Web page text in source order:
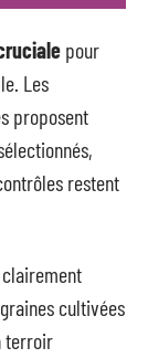
pour
Les
proposent
restent
cultivées
terroir